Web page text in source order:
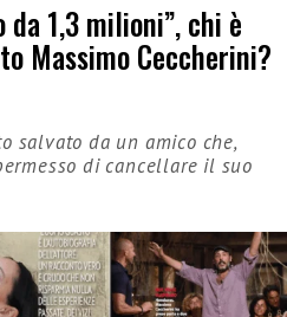
1,3 milioni”, chi è
Massimo Ceccherini?
salvato da un amico che,
di cancellare il suo